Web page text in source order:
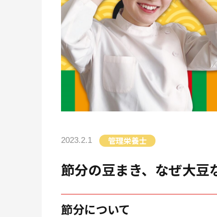
2023.2.1 管理栄養士
節分の豆まき、なぜ大豆
節分について